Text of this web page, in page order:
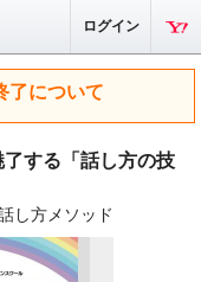
ログイン
了について
了する「話し方の技
し方メソッド